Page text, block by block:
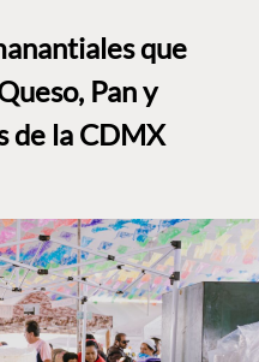
que
Pan y
de la CDMX